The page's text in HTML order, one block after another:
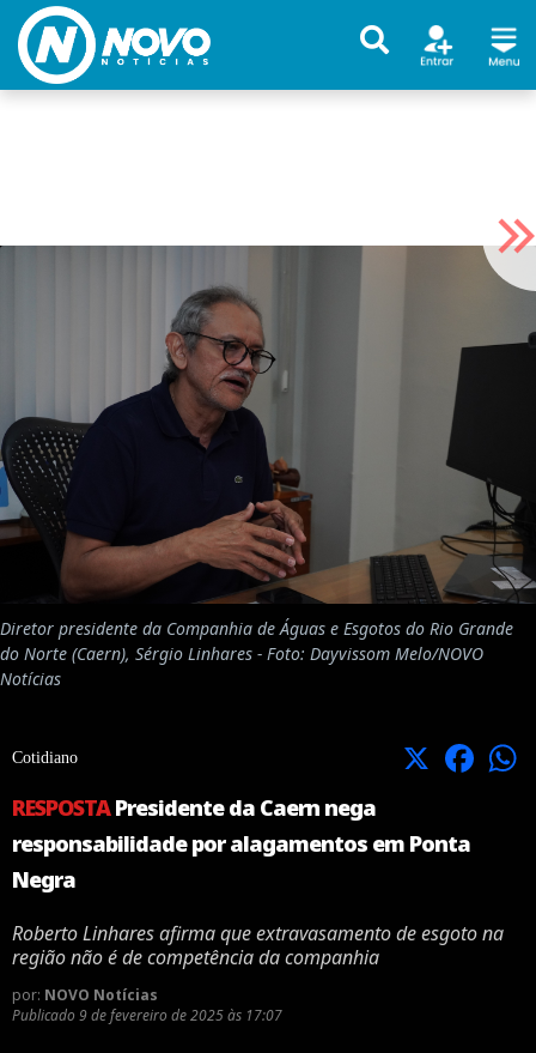
Diretor presidente da Companhia de Águas e Esgotos do Rio Grande
do Norte (Caern), Sérgio Linhares - Foto: Dayvissom Melo/NOVO
Notícias
Cotidiano X Facebook
RESPOSTAPresidente da Caern nega
responsabilidade por alagamentos em Ponta
Negra
Roberto Linhares afirma que extravasamento de esgoto na
região não é de competência da companhia
por: NOVO Notícias
Publicado 9 de fevereiro de 2025 às 17:07